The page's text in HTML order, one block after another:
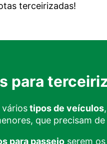
terceirizadas!
para
váriostipos de veículos
que precisam
para passeio serem